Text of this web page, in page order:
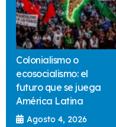
Colonialismo o
ecosocialismo: el
futuro que se juega
América Latina
Agosto 4, 2026